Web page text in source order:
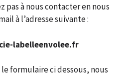
pas à nous contacter en nous
à l’adresse suivante :
labelleenvolee.fr
formulaire ci dessous, nous